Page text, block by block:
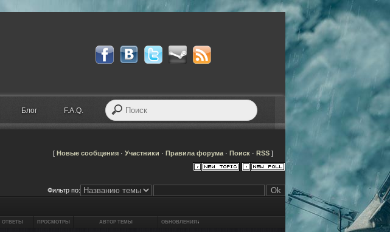
Блог F.A.Q.
[ Новые сообщения · Участники · Правила форума · Поиск · RSS ]
Фильтр по:
ОТВЕТЫ ПРОСМОТРЫ АВТОР ТЕМЫ ОБНОВЛЕНИЯ ↓